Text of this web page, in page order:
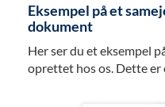
Eksempel på et
dokument
Her ser du et eksempel
oprettet hos os. Dette er